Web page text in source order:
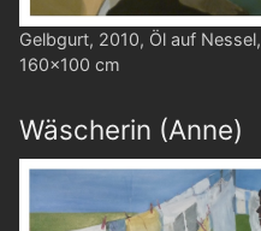
Gelbgurt, 2010, Öl auf Nessel,
160x100 cm
Wäscherin (Anne)